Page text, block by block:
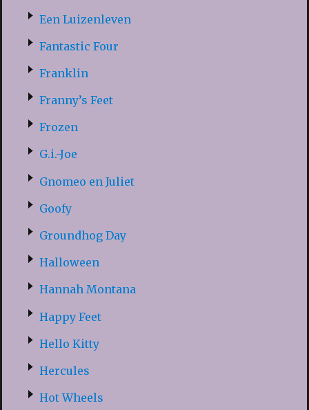
Een Luizenleven
Fantastic Four
Franklin
Franny’s Feet
Frozen
G.i.-Joe
Gnomeo en Juliet
Goofy
Groundhog Day
Halloween
Hannah Montana
Happy Feet
Hello Kitty
Hercules
Hot Wheels